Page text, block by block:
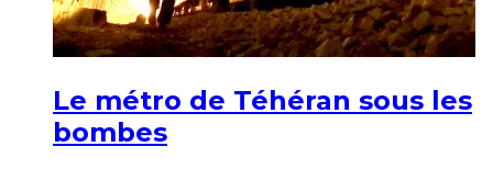
Le métro de Téhéran sous les
bombes